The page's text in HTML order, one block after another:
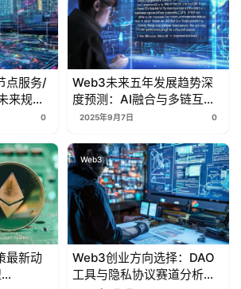
点服务/
来规
布局
0
Web3未来五年发展趋势深
度预测：AI融合与多链互操
作将如何重塑行业？
2025年9月7日 0
最新动
Web3
Web3创业方向选择：DAO
工具与隐私协议赛道分析及